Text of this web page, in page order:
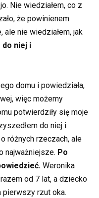
Nie wiedziałem, co z
że powinienem
nie wiedziałem, jak
do niej i
domu i powiedziała,
więc możemy
potwierdziły się moje
do niej i
różnych rzeczach, ale
najważniejsze. Po
Weronika
od 7 lat, a dziecko
pierwszy rzut oka.